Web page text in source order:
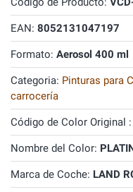
EAN: 8052131047197
Formato: Aerosol 400 ml
Categoria: Pinturas para
carrocería
Código de Color Original :
Nombre del Color:
Marca de Coche: LAND